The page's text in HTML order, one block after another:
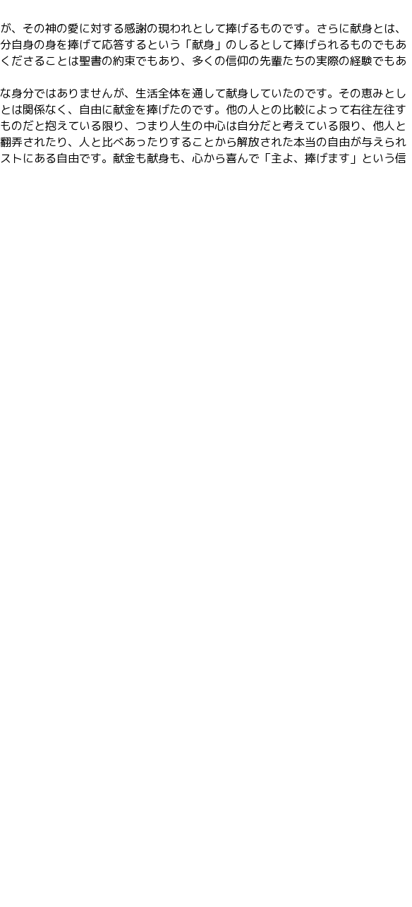
その神の愛に対する感謝の現われとして捧げるものです。さらに献身とは、
身の身を捧げて応答するという「献身」のしるとして捧げられるものでもあ
さることは聖書の約束でもあり、多くの信仰の先輩たちの実際の経験でもあ
分ではありませんが、生活全体を通して献身していたのです。その恵みとし
関係なく、自由に献金を捧げたのです。他の人との比較によって右往左往す
だと抱えている限り、つまり人生の中心は自分だと考えている限り、他人と
されたり、人と比べあったりすることから解放された本当の自由が与えられ
にある自由です。献金も献身も、心から喜んで「主よ、捧げます」という信